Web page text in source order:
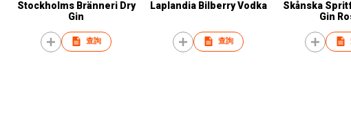
Stockholms Bränneri Dry
Gin
查詢
Laplandia Bilberry Vodka
查詢
Skånska
Gin